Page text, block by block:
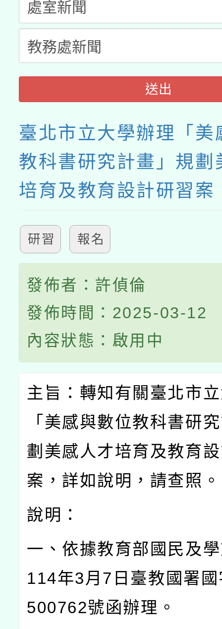
送出
臺北市立大學辦理「美
教科書研究計畫」規劃
培育及教育設計研習案
研習 報名
發佈者：許偵倫
發佈時間：2025-03-12
內容狀態：啟用中
主旨：轉知有關臺北市
「美感與數位教科書研
劃美感人才培育及教育
案，詳如說明，請查照。
說明：
一、依據教育部國民及
114年3月 7 日臺教國署
500762號函辦理。